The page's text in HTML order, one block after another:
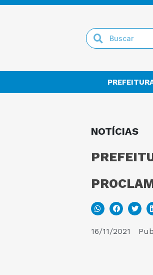
NOTÍCIAS
16/11/2021